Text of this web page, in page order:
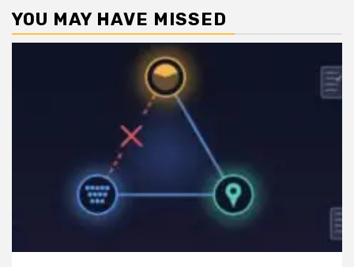
YOU MAY HAVE MISSED